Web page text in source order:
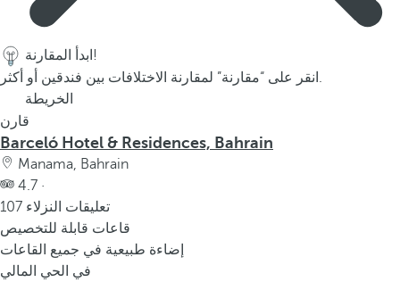
ابدأ المقارنة!
انقر على “مقارنة” لمقارنة الاختلافات بين فندقين أو أكثر.
الخريطة
قارن
Barceló Hotel & Residences, Bahrain
Manama, Bahrain
4.7 ·
107 تعليقات النزلاء
قاعات قابلة للتخصيص
إضاءة طبيعية في جميع القاعات
في الحي المالي